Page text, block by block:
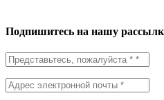
Подпишитесь на нашу